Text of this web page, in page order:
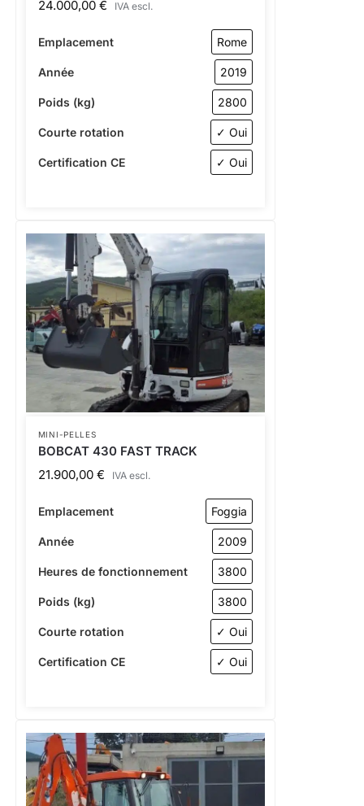
24.000,00 € IVA escl.
Emplacement Rome
Année 2019
Poids (kg) 2800
Courte rotation ✓ Oui
Certification CE ✓ Oui
MINI-PELLES
BOBCAT 430 FAST TRACK
21.900,00 € IVA escl.
Emplacement Foggia
Année 2009
Heures de fonctionnement 3800
Poids (kg) 3800
Courte rotation ✓ Oui
Certification CE ✓ Oui